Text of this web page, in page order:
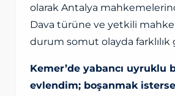
olarak Antalya
Dava türüne ve yetkili
durum somut olayda farklılık
Kemer’de yabancı uyruklu
evlendim; boşanmak